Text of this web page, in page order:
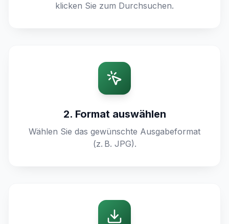
klicken Sie zum Durchsuchen.
2. Format auswählen
Wählen Sie das gewünschte Ausgabeformat
(z. B. JPG).